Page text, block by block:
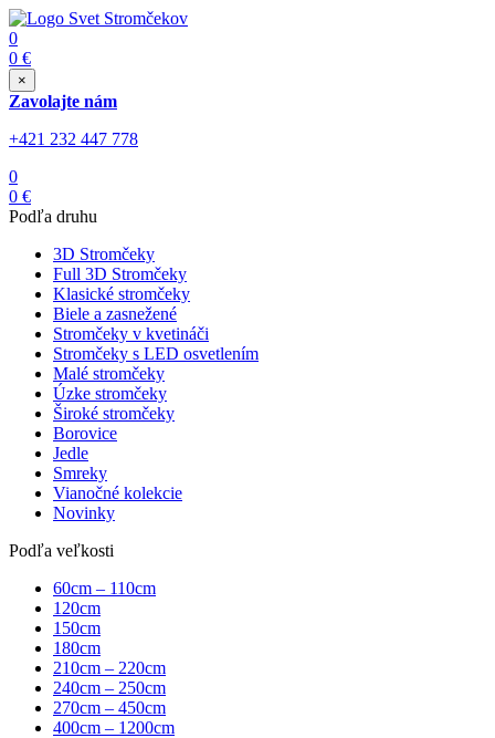
0
0 €
×
Zavolajte nám
+421 232 447 778
0
0 €
Podľa druhu
3D Stromčeky
Full 3D Stromčeky
Klasické stromčeky
Biele a zasnežené
Stromčeky v kvetináči
Stromčeky s LED osvetlením
Malé stromčeky
Úzke stromčeky
Široké stromčeky
Borovice
Jedle
Smreky
Vianočné kolekcie
Novinky
Podľa veľkosti
60cm – 110cm
120cm
150cm
180cm
210cm – 220cm
240cm – 250cm
270cm – 450cm
400cm – 1200cm